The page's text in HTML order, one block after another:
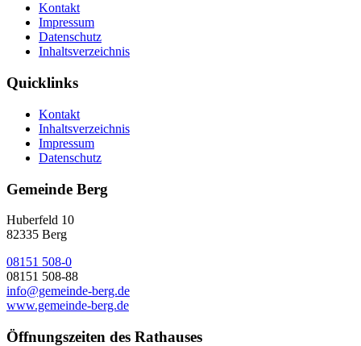
Kontakt
Impressum
Datenschutz
Inhaltsverzeichnis
Quicklinks
Kontakt
Inhaltsverzeichnis
Impressum
Datenschutz
Gemeinde Berg
Huberfeld 10
82335 Berg
08151 508-0
08151 508-88
info@gemeinde-berg.de
www.gemeinde-berg.de
Öffnungszeiten des Rathauses